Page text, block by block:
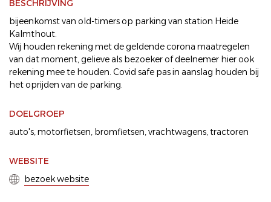
BESCHRIJVING
bijeenkomst van old-timers op parking van station Heide
Kalmthout.
Wij houden rekening met de geldende corona maatregelen
van dat moment, gelieve als bezoeker of deelnemer hier ook
rekening mee te houden. Covid safe pas in aanslag houden bij
het oprijden van de parking.
DOELGROEP
auto's motorfietsen bromfietsen vrachtwagens tractoren
WEBSITE
bezoek website